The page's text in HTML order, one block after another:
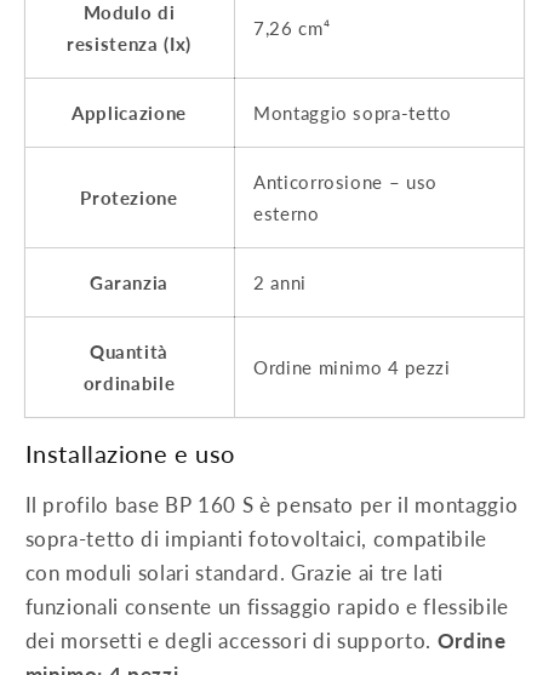
Modulo di
resistenza (Ix)
7,26 cm⁴
Applicazione Montaggio sopra-tetto
Protezione
Anticorrosione – uso
esterno
Garanzia 2 anni
Quantità
ordinabile
Ordine minimo 4 pezzi
Installazione e uso
Il profilo base BP 160 S è pensato per il montaggio
sopra-tetto di impianti fotovoltaici, compatibile
con moduli solari standard. Grazie ai tre lati
funzionali consente un fissaggio rapido e flessibile
dei morsetti e degli accessori di supporto. Ordine